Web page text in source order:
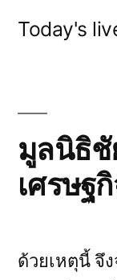
Today's
มูลนิธิ
เศรษฐ
ด้วยเหตุนี้ จึ